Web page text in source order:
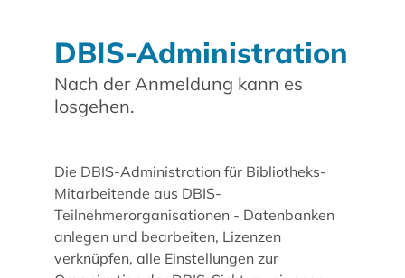
DBIS-Administration
Nach der Anmeldung kann es
losgehen.
Die DBIS-Administration für Bibliotheks-
Mitarbeitende aus DBIS-
Teilnehmerorganisationen - Datenbanken
anlegen und bearbeiten, Lizenzen
verknüpfen, alle Einstellungen zur